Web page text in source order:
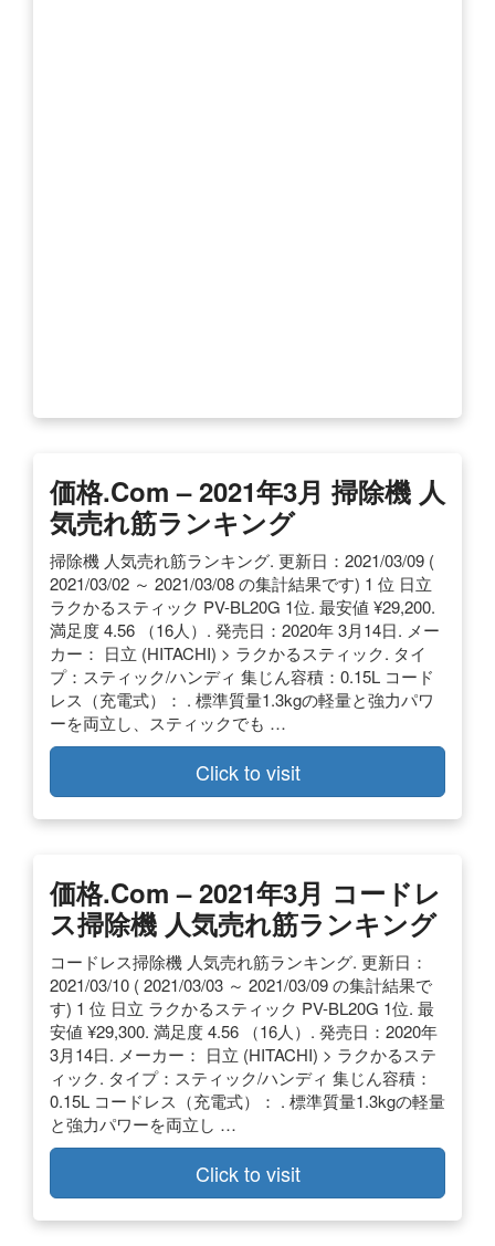
価格.com – 2021年3月 掃除機 人
気売れ筋ランキング
掃除機 人気売れ筋ランキング. 更新日：2021/03/09 (
2021/03/02 ～ 2021/03/08 の集計結果です) 1 位 日立
ラクかるスティック PV-BL20G 1位. 最安値 ¥29,200.
満足度 4.56 （16人）. 発売日：2020年 3月14日. メー
カー： 日立 (HITACHI) > ラクかるスティック. タイ
プ：スティック/ハンディ 集じん容積：0.15L コード
レス（充電式）： . 標準質量1.3kgの軽量と強力パワ
ーを両立し、スティックでも …
Click to visit
価格.com – 2021年3月 コードレ
ス掃除機 人気売れ筋ランキング
コードレス掃除機 人気売れ筋ランキング. 更新日：
2021/03/10 ( 2021/03/03 ～ 2021/03/09 の集計結果で
す) 1 位 日立 ラクかるスティック PV-BL20G 1位. 最
安値 ¥29,300. 満足度 4.56 （16人）. 発売日：2020年
3月14日. メーカー： 日立 (HITACHI) > ラクかるステ
ィック. タイプ：スティック/ハンディ 集じん容積：
0.15L コードレス（充電式）： . 標準質量1.3kgの軽量
と強力パワーを両立し …
Click to visit